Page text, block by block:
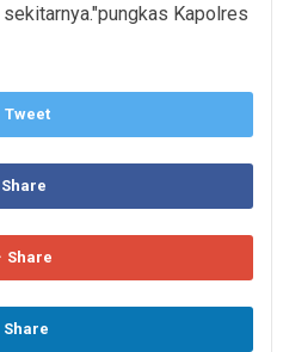
Kapolres
Tweet
Share
Share
Share